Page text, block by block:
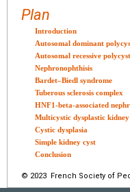
Plan
Introduction
Autosomal dominant
Autosomal recessive
Nephronophthisis
Bardet–Biedl syndrome
Tuberous sclerosis complex
HNF1-beta-associated
Multicystic dysplastic kidney
Cystic dysplasia
Simple kidney cyst
Conclusion
© 2023 French Society of